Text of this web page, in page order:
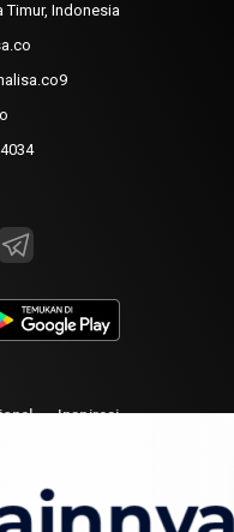
Timur, Indonesia
Inspirasi
Kirim Karya